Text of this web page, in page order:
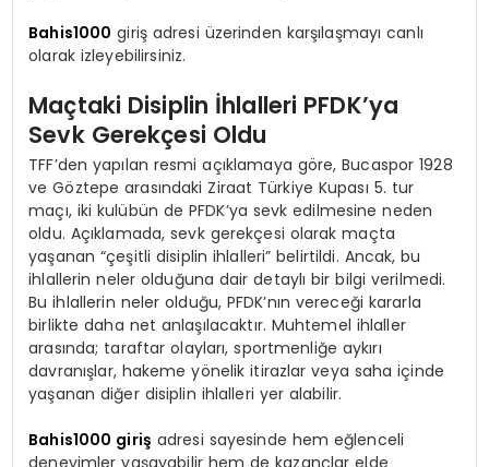
Bahis1000 giriş adresi üzerinden karşılaşmayı canlı
olarak izleyebilirsiniz.
Maçtaki Disiplin İhlalleri PFDK’ya
Sevk Gerekçesi Oldu
TFF’den yapılan resmi açıklamaya göre, Bucaspor 1928
ve Göztepe arasındaki Ziraat Türkiye Kupası 5. tur
maçı, iki kulübün de PFDK’ya sevk edilmesine neden
oldu. Açıklamada, sevk gerekçesi olarak maçta
yaşanan “çeşitli disiplin ihlalleri” belirtildi. Ancak, bu
ihlallerin neler olduğuna dair detaylı bir bilgi verilmedi.
Bu ihlallerin neler olduğu, PFDK’nın vereceği kararla
birlikte daha net anlaşılacaktır. Muhtemel ihlaller
arasında; taraftar olayları, sportmenliğe aykırı
davranışlar, hakeme yönelik itirazlar veya saha içinde
yaşanan diğer disiplin ihlalleri yer alabilir.
Bahis1000 giriş adresi sayesinde hem eğlenceli